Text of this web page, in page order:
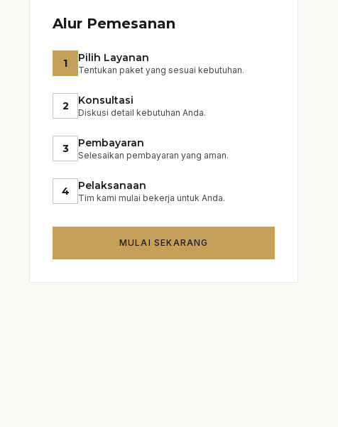
Alur Pemesanan
1 Pilih Layanan
Tentukan paket yang sesuai kebutuhan.
2 Konsultasi
Diskusi detail kebutuhan Anda.
3 Pembayaran
Selesaikan pembayaran yang aman.
4 Pelaksanaan
Tim kami mulai bekerja untuk Anda.
MULAI SEKARANG